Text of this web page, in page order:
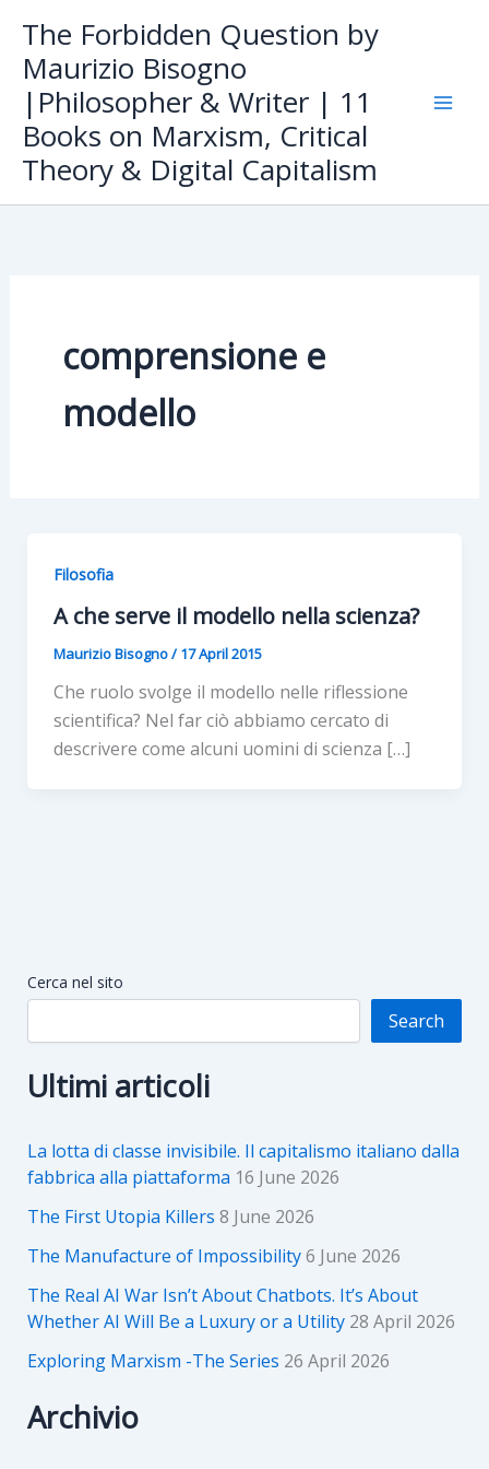
content
The Forbidden Question by
Maurizio Bisogno
|Philosopher & Writer | 11
Books on Marxism, Critical
Theory & Digital Capitalism
comprensione e
modello
Filosofia
A che serve il modello nella scienza?
Maurizio Bisogno/17 April 2015
Che ruolo svolge il modello nelle riflessione
scientifica? Nel far ciò abbiamo cercato di
descrivere come alcuni uomini di scienza […]
Cerca nel sito
Search
Ultimi articoli
La lotta di classe invisibile. Il capitalismo italiano dalla
fabbrica alla piattaforma 16 June 2026
The First Utopia Killers 8 June 2026
The Manufacture of Impossibility6 June 2026
The Real AI War Isn’t About Chatbots. It’s About
Whether AI Will Be a Luxury or a Utility 28 April 2026
Exploring Marxism -The Series 26 April 2026
Archivio